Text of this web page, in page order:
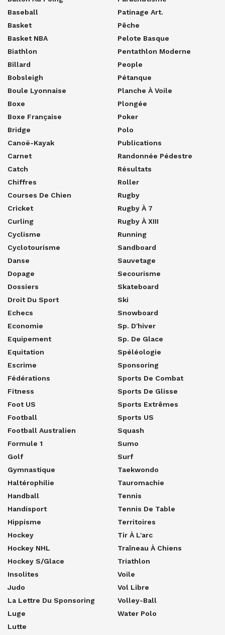
Baseball
Basket
Basket NBA
Biathlon
Billard
Bobsleigh
Boule Lyonnaise
Boxe
Boxe Française
Bridge
Canoë-Kayak
Carnet
Catch
Chiffres
Courses De Chien
Cricket
Curling
Cyclisme
Cyclotourisme
Danse
Dopage
Dossiers
Droit Du Sport
Echecs
Economie
Equipement
Equitation
Escrime
Fédérations
Fitness
Foot US
Football
Football Australien
Formule 1
Golf
Gymnastique
Haltérophilie
Handball
Handisport
Hippisme
Hockey
Hockey NHL
Hockey S/glace
Insolites
Judo
La Lettre Du Sponsoring
Luge
Lutte
Patinage Art.
Pêche
Pelote Basque
Pentathlon Moderne
People
Pétanque
Planche À Voile
Plongée
Poker
Polo
Publications
Randonnée Pédestre
Résultats
Roller
Rugby
Rugby À 7
Rugby À XIII
Running
Sandboard
Sauvetage
Secourisme
Skateboard
Ski
Snowboard
Sp. D'hiver
Sp. De Glace
Spéléologie
Sponsoring
Sports De Combat
Sports De Glisse
Sports Extrêmes
Sports US
Squash
Sumo
Surf
Taekwondo
Tauromachie
Tennis
Tennis De Table
Territoires
Tir À L'arc
Traîneau À Chiens
Triathlon
Voile
Vol Libre
Volley-Ball
Water Polo